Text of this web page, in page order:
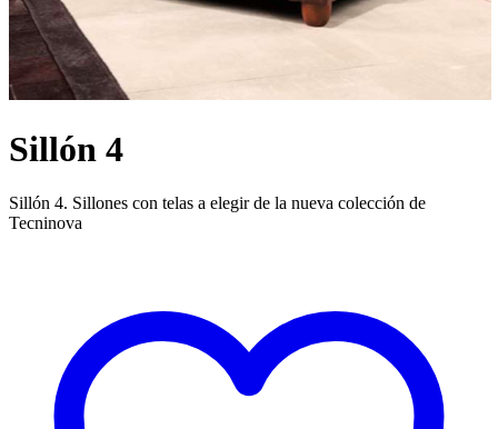
Sillón 4
Sillón 4. Sillones con telas a elegir de la nueva colección de
Tecninova